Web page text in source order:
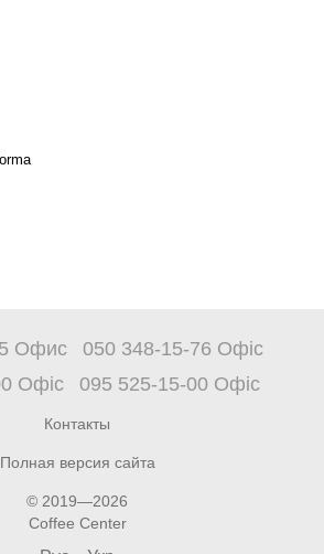
Офис
050 348-15-76 Офіс
Офіс
095 525-15-00 Офіс
Контакты
Полная версия сайта
© 2019—2026
Coffee Center